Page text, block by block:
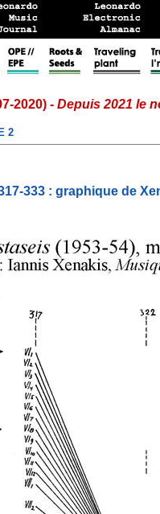
2020) - Depuis 2021 le
2
333 : graphique de